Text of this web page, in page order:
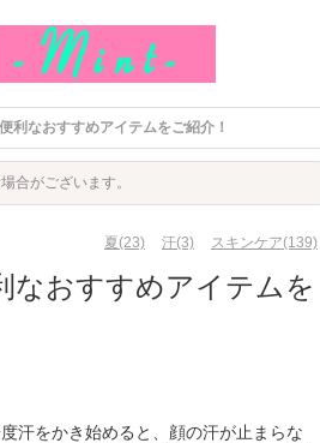
利なおすすめアイテムをご紹介！
合がございます。
夏(23) 汗(3) スキンケア(139)
なおすすめアイテムを
汗をかき始めると、顔の汗が止まらな